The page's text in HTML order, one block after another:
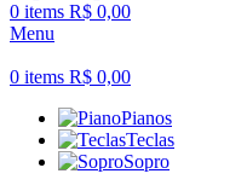
0 items R$ 0,00
Menu
0 items R$ 0,00
Pianos
Teclas
Sopro